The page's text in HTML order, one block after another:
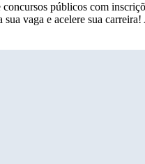
públicos com
vaga e acelere sua carreira!